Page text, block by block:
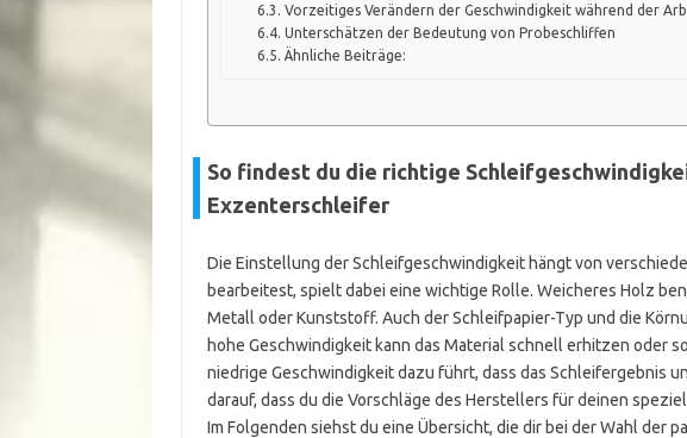
Vorzeitiges Verändern der Geschwindigkeit während der
Unterschätzen der Bedeutung von Probeschliffen
Ähnliche Beiträge:
So findest du die richtige
Exzenterschleifer
Die Einstellung der Schleifgeschwindigkeit hängt von
bearbeitest, spielt dabei eine wichtige Rolle. Weicheres Holz
Metall oder Kunststoff. Auch der Schleifpapier-Typ und die
hohe Geschwindigkeit kann das Material schnell erhitzen oder
niedrige Geschwindigkeit dazu führt, dass das Schleifergebnis
darauf, dass du die Vorschläge des Herstellers für deinen
Im Folgenden siehst du eine Übersicht, die dir bei der Wahl der